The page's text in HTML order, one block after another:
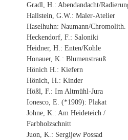
Gradl, H.: Abendandacht/
Hallstein, G.W.: Maler-Atelier
Haselhuhn: Naumann/Chromolith.
Heckendorf, F.: Saloniki
Heidner, H.: Enten/Kohle
Honauer, K.: Blumenstrauß
Hönich H.: Kiefern
Hönich, H.: Kinder
Hößl, F.: Im Altmühl-Jura
Ionesco, E. (*1909): Plakat
Johne, K.: Am Heideteich /
Farbholzschnitt
Juon, K.: Sergijew Possad